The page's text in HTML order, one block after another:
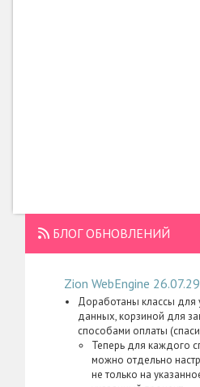
БЛОГ ОБНОВЛЕНИЙ
Zion WebEngine 26.07.29
Доработаны классы для
данных, корзиной для
способами оплаты
Теперь для каждого
можно отдельно
не только на